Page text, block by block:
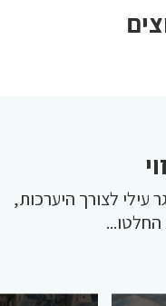
עילי לצורך היערכות,
החלטו...